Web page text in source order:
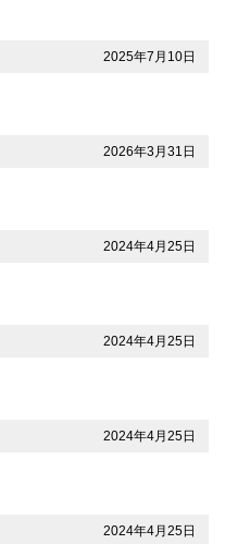
2025年7月10日
2026年3月31日
2024年4月25日
2024年4月25日
2024年4月25日
2024年4月25日